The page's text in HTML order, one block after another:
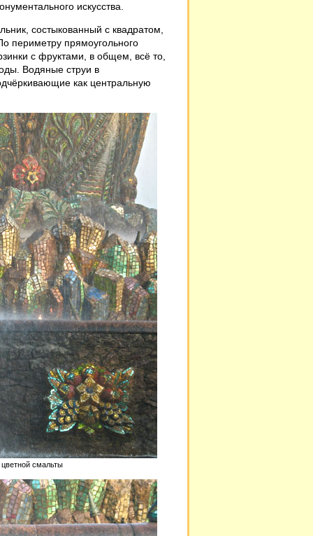
искусства.
состыкованный с квадратом,
периметру прямоугольного
с фруктами, в общем, всё то,
Водяные струи в
как центральную
смальты